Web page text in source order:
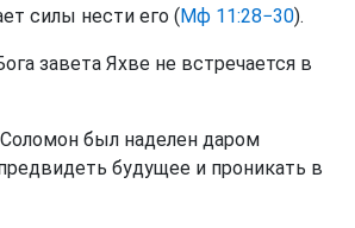
силы нести его (Мф 11:28−30).
завета Яхве не встречается в
Соломон был наделен даром
будущее и проникать в